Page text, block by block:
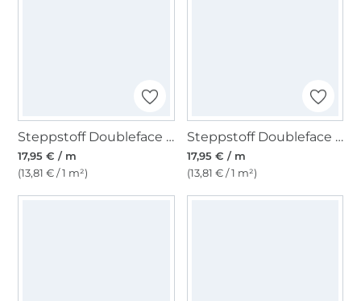
Steppstoff Doubleface Enjoy Ocean Bloom, marine
17,95 € / m
(13,81 € / 1 m²)
Steppstoff Doubleface Enjoy Copper Coast Ethnic Flowers, bordeaux
17,95 € / m
(13,81 € / 1 m²)